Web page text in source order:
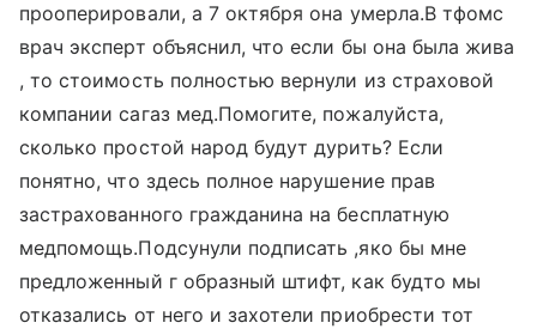
прооперировали, а 7 октября она умерла.В тфомс
врач эксперт объяснил, что если бы она была жива
, то стоимость полностью вернули из страховой
компании сагаз мед.Помогите, пожалуйста,
сколько простой народ будут дурить? Если
понятно, что здесь полное нарушение прав
застрахованного гражданина на бесплатную
медпомощь.Подсунули подписать ,яко бы мне
предложенный г образный штифт, как будто мы
отказались от него и захотели приобрести тот